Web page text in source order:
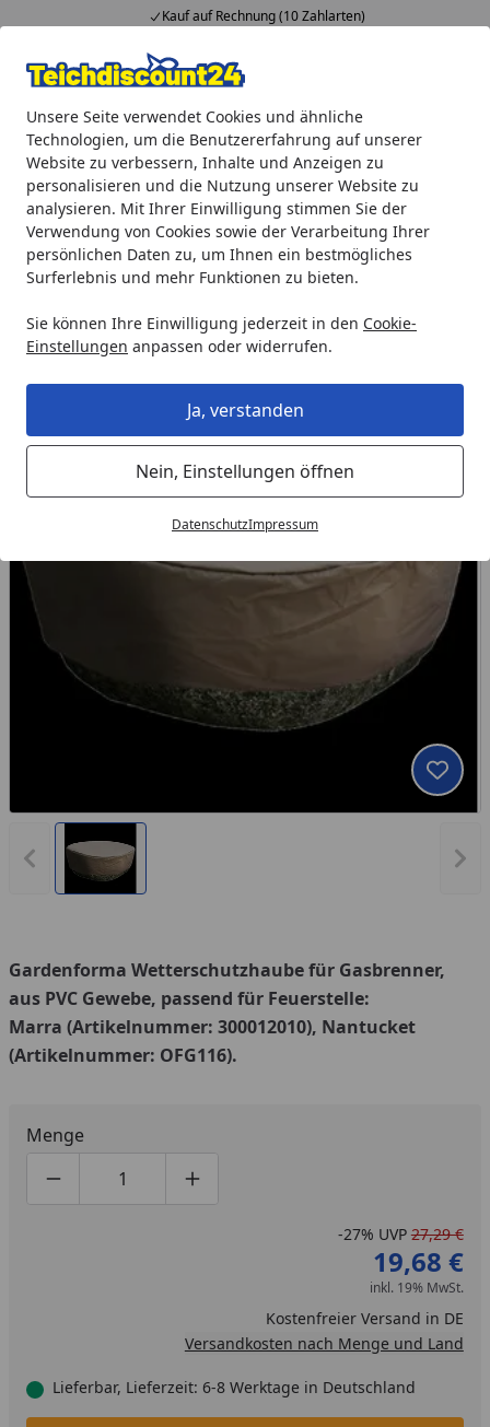
Unsere Seite verwendet Cookies und ähnliche
Technologien, um die Benutzererfahrung auf unserer
Website zu verbessern, Inhalte und Anzeigen zu
personalisieren und die Nutzung unserer Website zu
analysieren. Mit Ihrer Einwilligung stimmen Sie der
Verwendung von Cookies sowie der Verarbeitung Ihrer
persönlichen Daten zu, um Ihnen ein bestmögliches
Surferlebnis und mehr Funktionen zu bieten.
Sie können Ihre Einwilligung jederzeit in den Cookie-
Einstellungen anpassen oder widerrufen.
Ja, verstanden
Nein, Einstellungen öffnen
DatenschutzImpressum
Kauf auf Rechnung (10 Zahlarten)
Alle Produkte
Mein Konto
Suchen
Startseite
Gardenforma Ersatz-Wetterschutzhaube für Gasbrenner,
Gardenforma Ersatz-
Wetterschutzhaube für Gasbrenner,
aus PVC Gewebe, passend für
Feuerstelle: Marra, Nantucket
Vorheriges Bild anzeigen
Gardenforma Wetterschutzhaube für Gasbrenner,
aus PVC Gewebe, passend für Feuerstelle:
Marra (Artikelnummer: 300012010), Nantucket
(Artikelnummer: OFG116).
Menge
Produktmenge um eins verringern
Produktmenge manuell eingeben
Produktmenge um eins erhöhen
-27% UVP 27,29 €
19,68 €
inkl. 19% MwSt.
Kostenfreier Versand in DE
Versandkosten nach Menge und Land
Lieferbar, Lieferzeit: 6-8 Werktage in Deutschland